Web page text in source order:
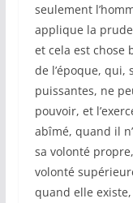
seulement
applique la
et cela est chose
de l’époque, qui,
puissantes, ne
pouvoir, et
abîmé, quand il
sa volonté
volonté
quand elle